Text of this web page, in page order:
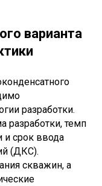
варианта
разработки.
разработки, темп
и срок ввода
(ДКС).
скважин, а